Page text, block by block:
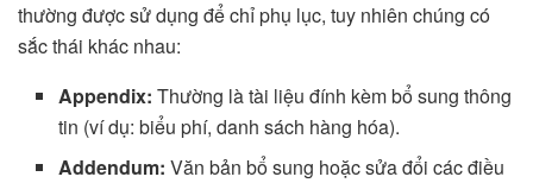
thường được sử dụng để chỉ phụ lục, tuy nhiên chúng có
sắc thái khác nhau:
Appendix: Thường là tài liệu đính kèm bổ sung thông
tin (ví dụ: biểu phí, danh sách hàng hóa).
Addendum: Văn bản bổ sung hoặc sửa đổi các điều